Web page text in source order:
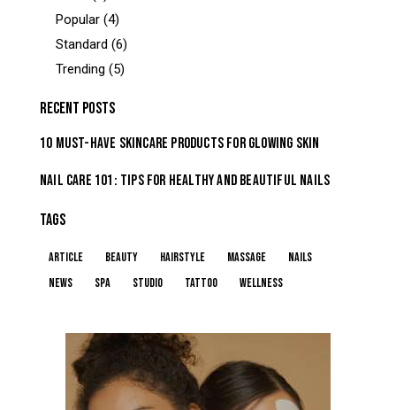
Popular (4)
Standard (6)
Trending (5)
RECENT POSTS
10 MUST-HAVE SKINCARE PRODUCTS FOR GLOWING SKIN
NAIL CARE 101: TIPS FOR HEALTHY AND BEAUTIFUL NAILS
TAGS
article beauty hairstyle massage
nails
news
spa studio tattoo wellness